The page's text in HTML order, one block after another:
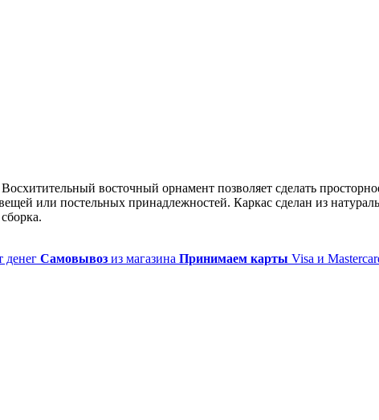
восточный орнамент позволяет сделать
или постельных принадлежностей. Каркас сделан из
денег Самовывоз из магазина Принимаем карты Visa и